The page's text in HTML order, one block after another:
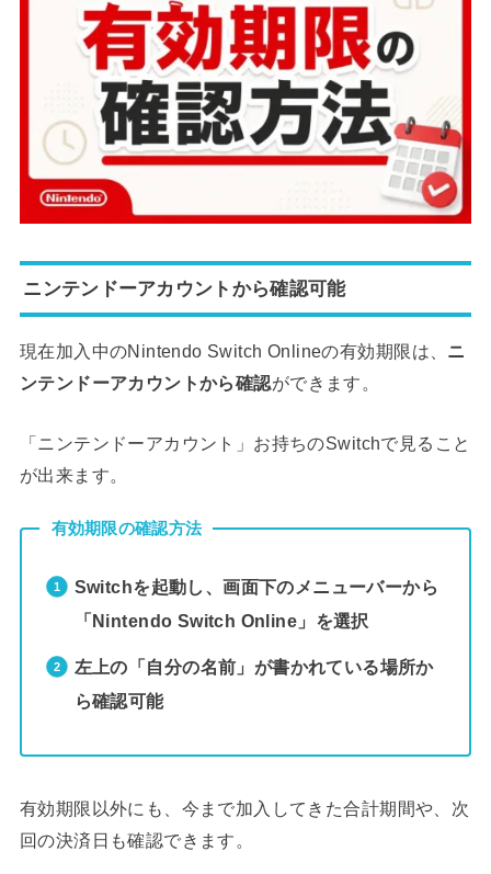
ニンテンドーアカウントから確認可能
現在加入中のNintendo Switch Onlineの有効期限は、 ニ
ンテンドーアカウントから確認ができます。
「ニンテンドーアカウント」お持ちのSwitchで見ること
が出来ます。
有効期限の確認方法
Switchを起動し、画面下のメニューバーから
「Nintendo Switch Online」を選択
左上の「自分の名前」が書かれている場所か
ら確認可能
有効期限以外にも、今まで加入してきた合計期間や、次
回の決済日も確認できます。